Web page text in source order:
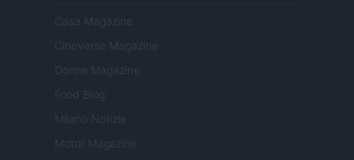
Casa Magazine
Cineverse Magazine
Donne Magazine
Food Blog
Milano Notizie
Motor Magazine